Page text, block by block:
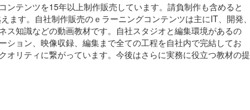
ンテンツを15年以上制作販売しています。請負制作も含めると
ます。自社制作販売のｅラーニングコンテンツは主にIT、開発、
ス知識などの動画教材です。自社スタジオと編集環境があるの
ション、映像収録、編集まで全ての工程を自社内で完結してお
オリティに繋がっています。今後はさらに実務に役立つ教材の提